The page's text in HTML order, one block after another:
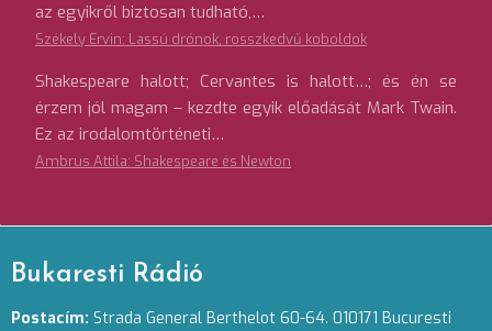
az egyikről biztosan tudható,…
Székely Ervin: Lassú drónok, rosszkedvű koboldok
Shakespeare halott; Cervantes is halott…; és én se
érzem jól magam – kezdte egyik előadását Mark Twain.
Ez az irodalomtörténeti…
Ambrus Attila: Shakespeare és Newton
Bukaresti Rádió
Postacím: Strada General Berthelot 60-64. 010171 Bucuresti